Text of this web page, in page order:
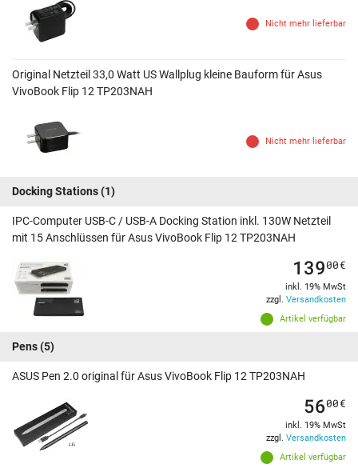
Nicht mehr lieferbar
Original Netzteil 33,0 Watt US Wallplug kleine Bauform für Asus
VivoBook Flip 12 TP203NAH
Nicht mehr lieferbar
Docking Stations(1)
IPC-Computer USB-C / USB-A Docking Station inkl. 130W Netzteil
mit 15 Anschlüssen für Asus VivoBook Flip 12 TP203NAH
Artikel verfügbar
13900€
inkl. 19% MwSt
zzgl. Versandkosten
Pens(5)
ASUS Pen 2.0 original für Asus VivoBook Flip 12 TP203NAH
Artikel verfügbar
5600€
inkl. 19% MwSt
zzgl. Versandkosten